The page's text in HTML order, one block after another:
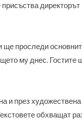
директорът
проследи
му днес. Гостите
и през
обхващат